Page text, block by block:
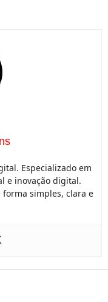
Especializado em
e inovação digital.
forma simples, clara e